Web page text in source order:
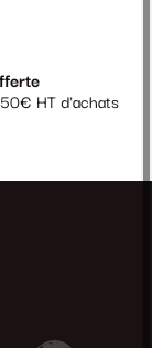
que ce soit
pour des
HT d'achats